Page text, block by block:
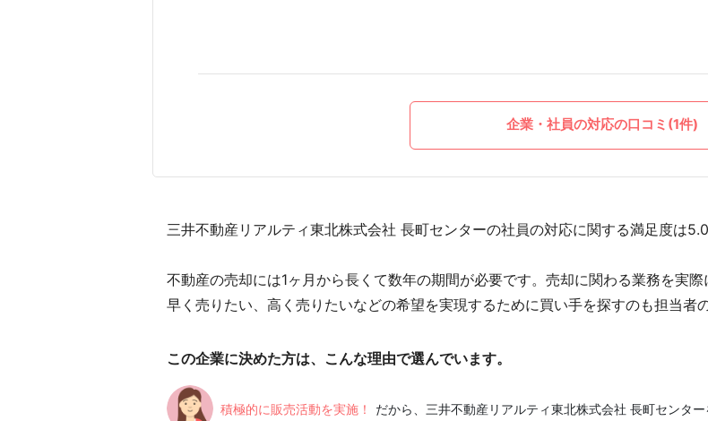
企業・社員の対応の口コミ(1件)
三井不動産リアルティ東北株式会社 長町センターの社員の対応に関する満足度は
不動産の売却には1ヶ月から長くて数年の期間が必要です。売却に関わる業務を実
早く売りたい、高く売りたいなどの希望を実現するために買い手を探すのも担当者
この企業に決めた方は、こんな理由で選んでいます。
積極的に販売活動を実施！ だから、三井不動産リアルティ東北株式会社 長町センタ